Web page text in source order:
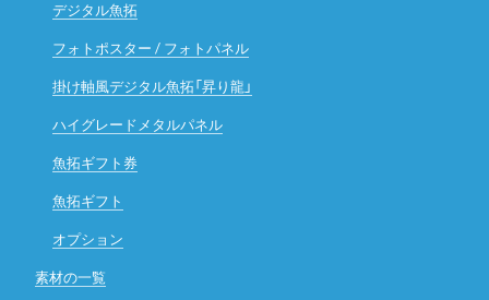
デジタル魚拓
フォトポスター / フォトパネル
掛け軸風デジタル魚拓「昇り龍」
ハイグレードメタルパネル
魚拓ギフト券
魚拓ギフト
オプション
素材の一覧